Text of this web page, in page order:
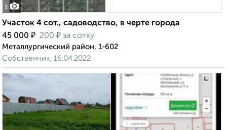
1
Участок 4 сот., садоводство, в черте города
45 000 ₽ 200 ₽ за сотку
Металлургический район, 1-602
Собственник, 16.04.2022